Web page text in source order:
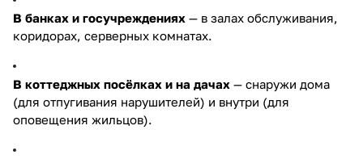
В банках и госучреждениях — в залах обслуживания,
коридорах, серверных комнатах.
В коттеджных посёлках и на дачах — снаружи дома
(для отпугивания нарушителей) и внутри (для
оповещения жильцов).